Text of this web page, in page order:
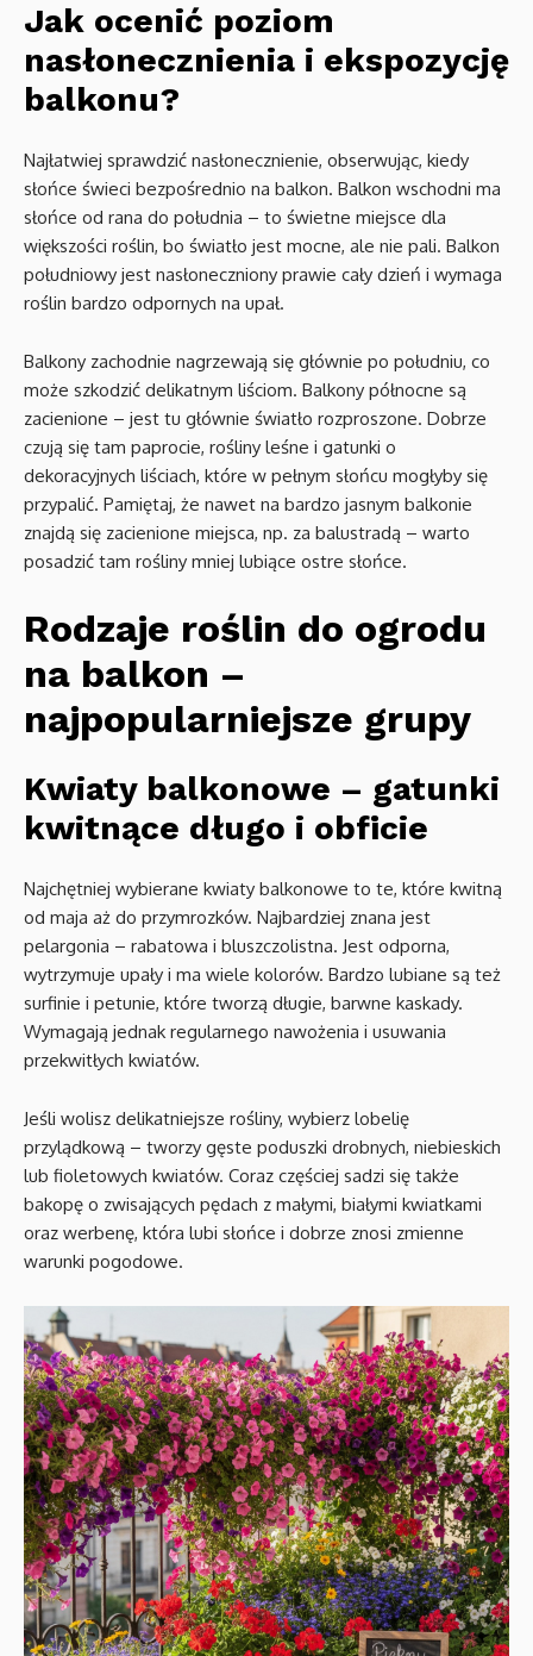
Jak ocenić poziom
nasłonecznienia i ekspozycję
balkonu?
Najłatwiej sprawdzić nasłonecznienie, obserwując, kiedy
słońce świeci bezpośrednio na balkon. Balkon wschodni ma
słońce od rana do południa – to świetne miejsce dla
większości roślin, bo światło jest mocne, ale nie pali. Balkon
południowy jest nasłoneczniony prawie cały dzień i wymaga
roślin bardzo odpornych na upał.
Balkony zachodnie nagrzewają się głównie po południu, co
może szkodzić delikatnym liściom. Balkony północne są
zacienione – jest tu głównie światło rozproszone. Dobrze
czują się tam paprocie, rośliny leśne i gatunki o
dekoracyjnych liściach, które w pełnym słońcu mogłyby się
przypalić. Pamiętaj, że nawet na bardzo jasnym balkonie
znajdą się zacienione miejsca, np. za balustradą – warto
posadzić tam rośliny mniej lubiące ostre słońce.
Rodzaje roślin do ogrodu
na balkon –
najpopularniejsze grupy
Kwiaty balkonowe – gatunki
kwitnące długo i obficie
Najchętniej wybierane kwiaty balkonowe to te, które kwitną
od maja aż do przymrozków. Najbardziej znana jest
pelargonia – rabatowa i bluszczolistna. Jest odporna,
wytrzymuje upały i ma wiele kolorów. Bardzo lubiane są też
surfinie i petunie, które tworzą długie, barwne kaskady.
Wymagają jednak regularnego nawożenia i usuwania
przekwitłych kwiatów.
Jeśli wolisz delikatniejsze rośliny, wybierz lobelię
przylądkową – tworzy gęste poduszki drobnych, niebieskich
lub fioletowych kwiatów. Coraz częściej sadzi się także
bakopę o zwisających pędach z małymi, białymi kwiatkami
oraz werbenę, która lubi słońce i dobrze znosi zmienne
warunki pogodowe.